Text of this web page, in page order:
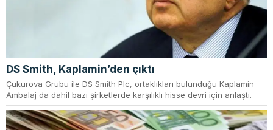
DS Smith, Kaplamin’den çıktı
Çukurova Grubu ile DS Smith Plc, ortaklıkları bulunduğu Kaplamin
Ambalaj da dahil bazı şirketlerde karşılıklı hisse devri için anlaştı.